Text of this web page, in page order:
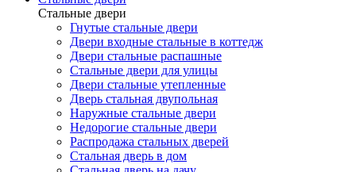
Стальные двери
Гнутые стальные двери
Двери входные стальные в коттедж
Двери стальные распашные
Стальные двери для улицы
Двери стальные утепленные
Дверь стальная двупольная
Наружные стальные двери
Недорогие стальные двери
Распродажа стальных дверей
Стальная дверь в дом